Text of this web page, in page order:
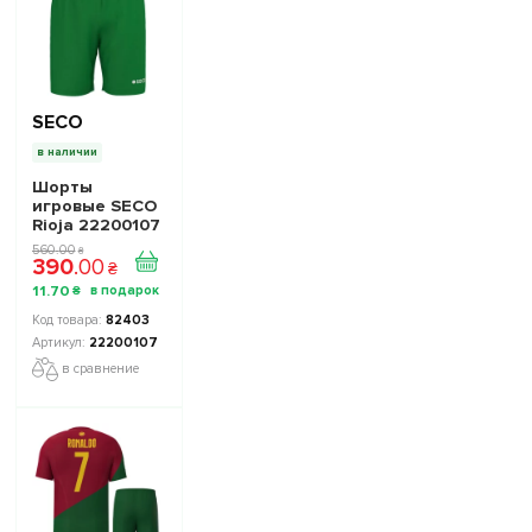
SECO
в наличии
Шорты
игровые SECO
Rioja 22200107
цвет: зеленый
560.00 ₴
390.00 ₴
11.70 ₴
82403
22200107
в сравнение